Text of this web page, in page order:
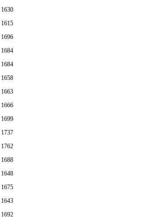
1630
1615
1696
1684
1684
1658
1663
1666
1699
1737
1762
1688
1648
1675
1643
1692